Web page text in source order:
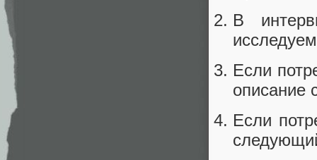
В
Если
описание
Если